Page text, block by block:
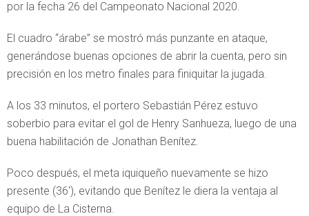
por la fecha 26 del Campeonato Nacional 2020.
El cuadro “árabe” se mostró más punzante en ataque,
generándose buenas opciones de abrir la cuenta, pero sin
precisión en los metro finales para finiquitar la jugada.
A los 33 minutos, el portero Sebastián Pérez estuvo
soberbio para evitar el gol de Henry Sanhueza, luego de una
buena habilitación de Jonathan Benítez.
Poco después, el meta iquiqueño nuevamente se hizo
presente (36′), evitando que Benítez le diera la ventaja al
equipo de La Cisterna.